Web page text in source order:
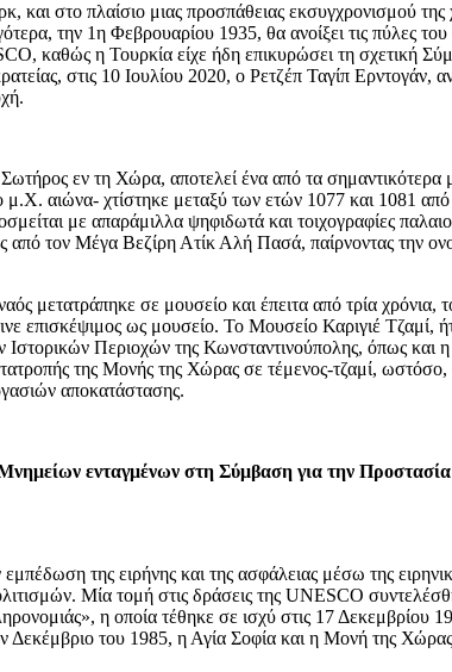
στο πλαίσιο μιας προσπάθειας εκσυγχρονισμού
την 1η Φεβρουαρίου 1935, θα ανοίξει τις πύλες
καθώς η Τουρκία είχε ήδη επικυρώσει τη σχετική
στις 10 Ιουλίου 2020, ο Ρετζέπ Ταγίπ Ερντογάν,
εν τη Χώρα, αποτελεί ένα από τα σημαντικότερα
μ.Χ. αιώνα- χτίστηκε μεταξύ των ετών 1077 και 1081
με απαράμιλλα ψηφιδωτά και τοιχογραφίες
τον Μέγα Βεζίρη Ατίκ Αλή Πασά, παίρνοντας την
μετατράπηκε σε μουσείο και έπειτα από τρία χρόνια,
επισκέψιμος ως μουσείο. Το Μουσείο Καριγιέ
Περιοχών της Κωνσταντινούπολης, όπως
της Μονής της Χώρας σε τέμενος-τζαμί,
αποκατάστασης.
ενταγμένων στη Σύμβαση για την
της ειρήνης και της ασφάλειας μέσω της
Μία τομή στις δράσεις της UNESCO
η οποία τέθηκε σε ισχύ στις 17
του 1985, η Αγία Σοφία και η Μονή της